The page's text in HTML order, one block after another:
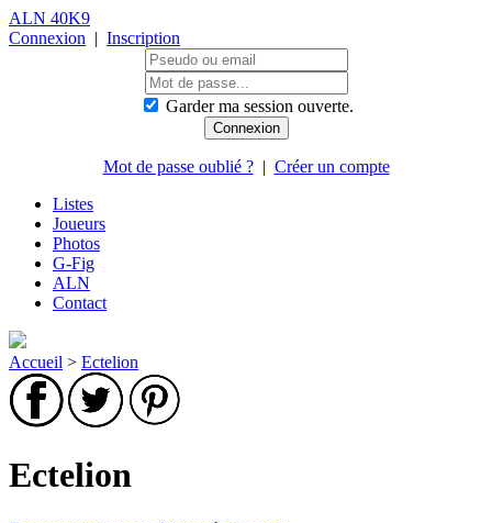
ALN 40K9
Connexion | Inscription
Garder ma session ouverte.
Mot de passe oublié ?| Créer un compte
Listes
Joueurs
Photos
G-Fig
ALN
Contact
Accueil > Ectelion
Ectelion